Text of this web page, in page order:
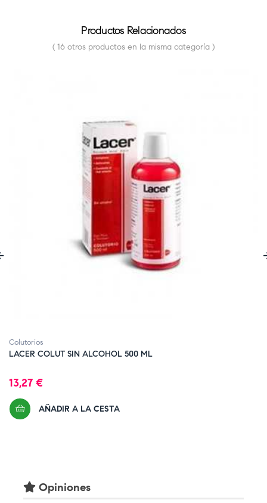
Productos Relacionados
( 16 otros productos en la misma categoría )
Colutorios
LACER COLUT SIN ALCOHOL 500 ML
Precio
13,27 €
AÑADIR A LA CESTA
Opiniones